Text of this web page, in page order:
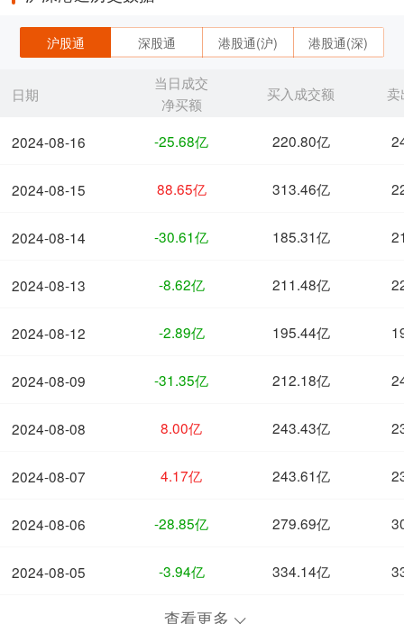
沪股通 深股通 港股通(沪) 港股通(深)
日期
2024-08-16
2024-08-15
2024-08-14
2024-08-13
2024-08-12
2024-08-09
2024-08-08
2024-08-07
2024-08-06
2024-08-05
当日成交
净买额
买入成交额 卖
-25.68亿 220.80亿
88.65亿 313.46亿
-30.61亿 185.31亿
-8.62亿 211.48亿
-2.89亿 195.44亿
-31.35亿 212.18亿
8.00亿 243.43亿
4.17亿 243.61亿
-28.85亿 279.69亿
-3.94亿 334.14亿
查看更多